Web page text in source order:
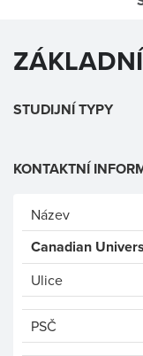
STUDIJNÍ TYPY
KONTAKTNÍ
Název
Canadian
Ulice
PSČ